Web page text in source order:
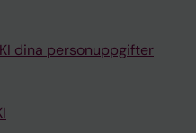
dina personuppgifter